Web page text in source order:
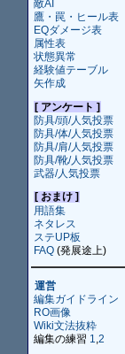
敵AI
鷹・罠・ヒール表
EQダメージ表
属性表
状態異常
経験値テーブル
矢作成
[ アンケート ]
防具/頭/人気投票
防具/体/人気投票
防具/肩/人気投票
防具/靴/人気投票
武器/人気投票
[ おまけ ]
用語集
ネタレス
ステUP板
FAQ(発展途上)
運営
編集ガイドライン
RO画像
Wiki文法抜粋
編集の練習 1 2